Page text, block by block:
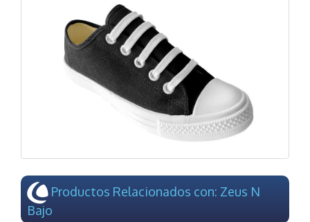
Productos Relacionados con: Zeus N
Bajo